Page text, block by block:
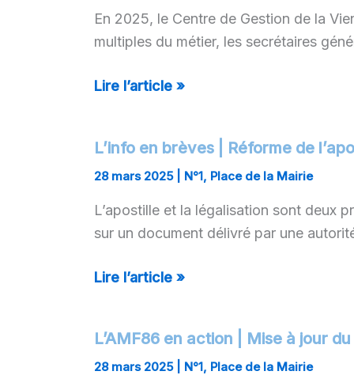
communal
?
En 2025, le Centre de Gestion de la
multiples du métier, les secrétaires
|
Secrétaires
de
–
place
d’un
d’échanges
Lire l’article »
L’info en brèves | Réforme de
28 mars 2025 N°1, Place de la Mairie
L’apostille et la légalisation sont deux
sur un document délivré par une
L’info
en
|
Réforme
l’apostille
Mise
Lire l’article »
L’AMF86 en action | Mise à jour
28 mars 2025 N°1, Place de la Mairie
L’AMF86
en